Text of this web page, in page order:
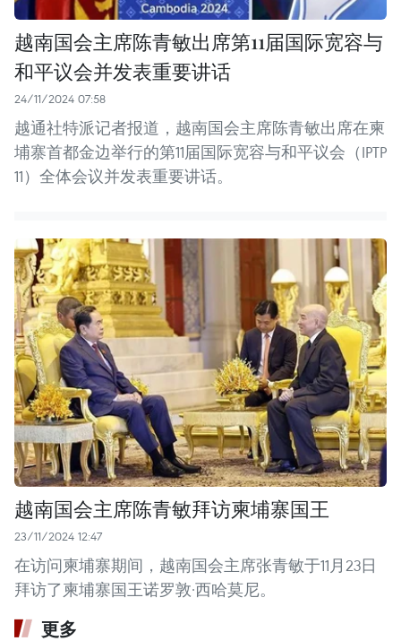
越南国会主席陈青敏出席第11届国际宽容与
和平议会并发表重要讲话
24/11/2024 07:58
越通社特派记者报道，越南国会主席陈青敏出席在柬
埔寨首都金边举行的第11届国际宽容与和平议会（IPTP
11）全体会议并发表重要讲话。
越南国会主席陈青敏拜访柬埔寨国王
23/11/2024 12:47
在访问柬埔寨期间，越南国会主席张青敏于11月23日
拜访了柬埔寨国王诺罗敦·西哈莫尼。
更多